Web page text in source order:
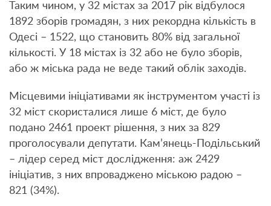
Таким чином, у 32 містах за 2017 рік відбулося
1892 зборів громадян, з них рекордна кількість в
Одесі – 1522, що становить 80% від загальної
кількості. У 18 містах із 32 або не було зборів,
або ж міська рада не веде такий облік заходів.
Місцевими ініціативами як інструментом участі із
32 міст скористалися лише 6 міст, де було
подано 2461 проект рішення, з них за 829
проголосували депутати. Кам’янець-Подільський
– лідер серед міст дослідження: аж 2429
ініціатив, з них впроваджено міською радою –
821 (34%).